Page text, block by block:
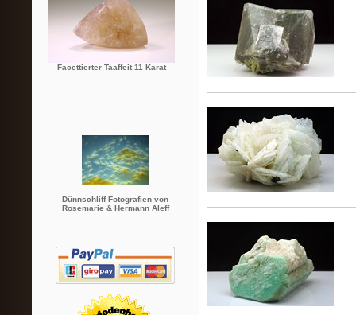
Facettierter Taaffeit 11 Karat
Dünnschliff Fotografien von
Rosemarie & Hermann Aleff